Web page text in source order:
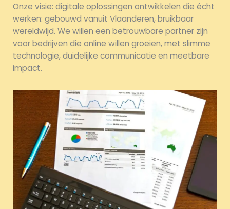
Onze visie: digitale oplossingen ontwikkelen die écht
werken: gebouwd vanuit Vlaanderen, bruikbaar
wereldwijd. We willen een betrouwbare partner zijn
voor bedrijven die online willen groeien, met slimme
technologie, duidelijke communicatie en meetbare
impact.